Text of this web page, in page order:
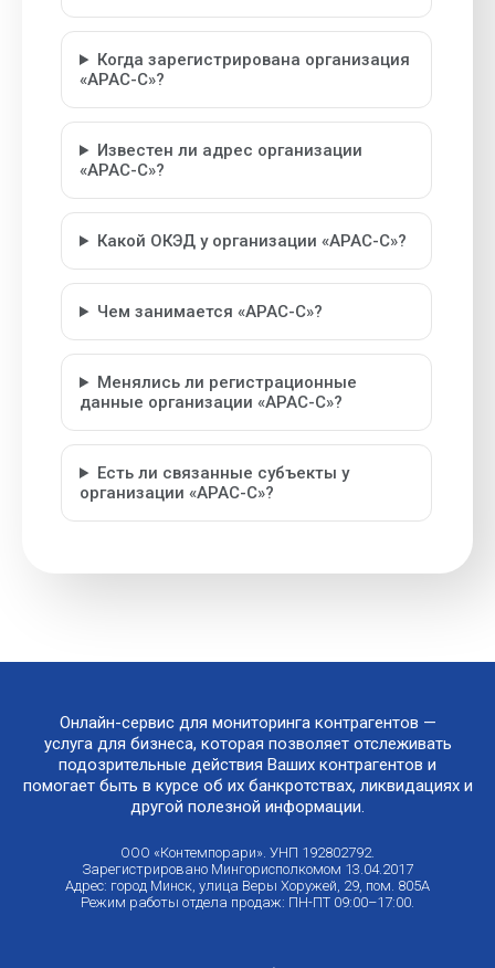
Когда зарегистрирована организация
«АРАС-С»?
Известен ли адрес организации
«АРАС-С»?
Какой ОКЭД у организации «АРАС-С»?
Чем занимается «АРАС-С»?
Менялись ли регистрационные
данные организации «АРАС-С»?
Есть ли связанные субъекты у
организации «АРАС-С»?
Онлайн-сервис для мониторинга контрагентов —
услуга для бизнеса, которая позволяет отслеживать
подозрительные действия Ваших контрагентов и
помогает быть в курсе об их банкротствах, ликвидациях и
другой полезной информации.
ООО «Контемпорари». УНП 192802792.
Зарегистрировано Мингорисполкомом 13.04.2017
Адрес: город Минск, улица Веры Хоружей, 29, пом. 805А
Режим работы отдела продаж: ПН-ПТ 09:00–17:00.